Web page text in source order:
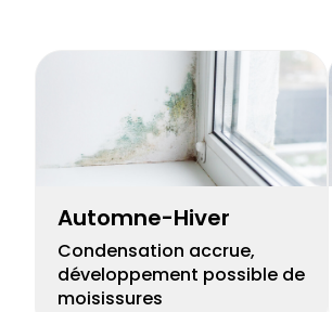
Automne-Hiver
Condensation accrue,
développement possible de
moisissures